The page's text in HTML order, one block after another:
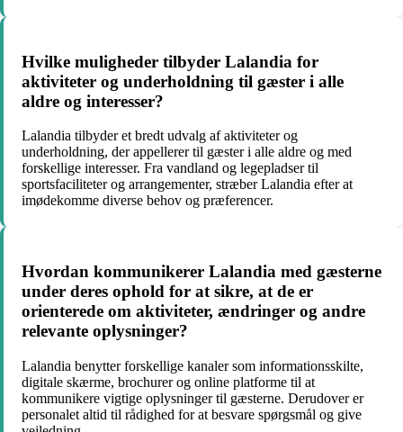
Hvilke muligheder tilbyder Lalandia for
aktiviteter og underholdning til gæster i alle
aldre og interesser?
Lalandia tilbyder et bredt udvalg af aktiviteter og
underholdning, der appellerer til gæster i alle aldre og med
forskellige interesser. Fra vandland og legepladser til
sportsfaciliteter og arrangementer, stræber Lalandia efter at
imødekomme diverse behov og præferencer.
Hvordan kommunikerer Lalandia med gæsterne
under deres ophold for at sikre, at de er
orienterede om aktiviteter, ændringer og andre
relevante oplysninger?
Lalandia benytter forskellige kanaler som informationsskilte,
digitale skærme, brochurer og online platforme til at
kommunikere vigtige oplysninger til gæsterne. Derudover er
personalet altid til rådighed for at besvare spørgsmål og give